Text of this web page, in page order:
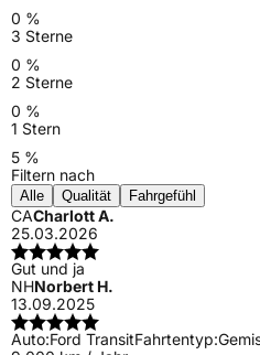
0 %
3 Sterne
0 %
2 Sterne
0 %
1 Stern
5 %
Filtern nach
Alle Qualität Fahrgefühl
CACharlott A.
25.03.2026
Gut und ja
NHNorbert H.
13.09.2025
Auto:Ford TransitFahrtentyp: